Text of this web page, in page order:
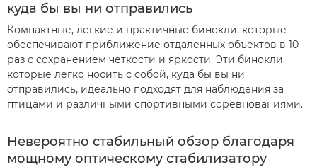
куда бы вы ни отправились
Компактные, легкие и практичные бинокли, которые
обеспечивают приближение отдаленных объектов в 10
раз с сохранением четкости и яркости. Эти бинокли,
которые легко носить с собой, куда бы вы ни
отправились, идеально подходят для наблюдения за
птицами и различными спортивными соревнованиями.
Невероятно стабильный обзор благодаря
мощному оптическому стабилизатору